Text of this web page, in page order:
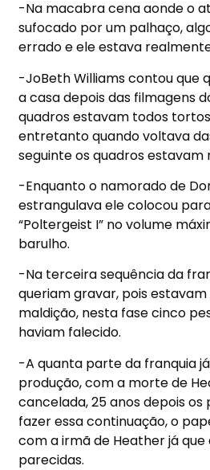
-Na macabra cena aonde o
sufocado por um palhaço,
errado e ele estava
-JoBeth Williams contou que
a casa depois das filmagens
quadros estavam todos
entretanto quando voltava
seguinte os quadros
-Enquanto o namorado de
estrangulava ele colocou
“Poltergeist I” no volume
barulho.
-Na terceira sequência da
queriam gravar, pois
maldição, nesta fase cinco
haviam falecido.
-A quanta parte da franquia
produção, com a morte de
cancelada, 25 anos depois
fazer essa continuação, o
com a irmã de Heather já
parecidas.